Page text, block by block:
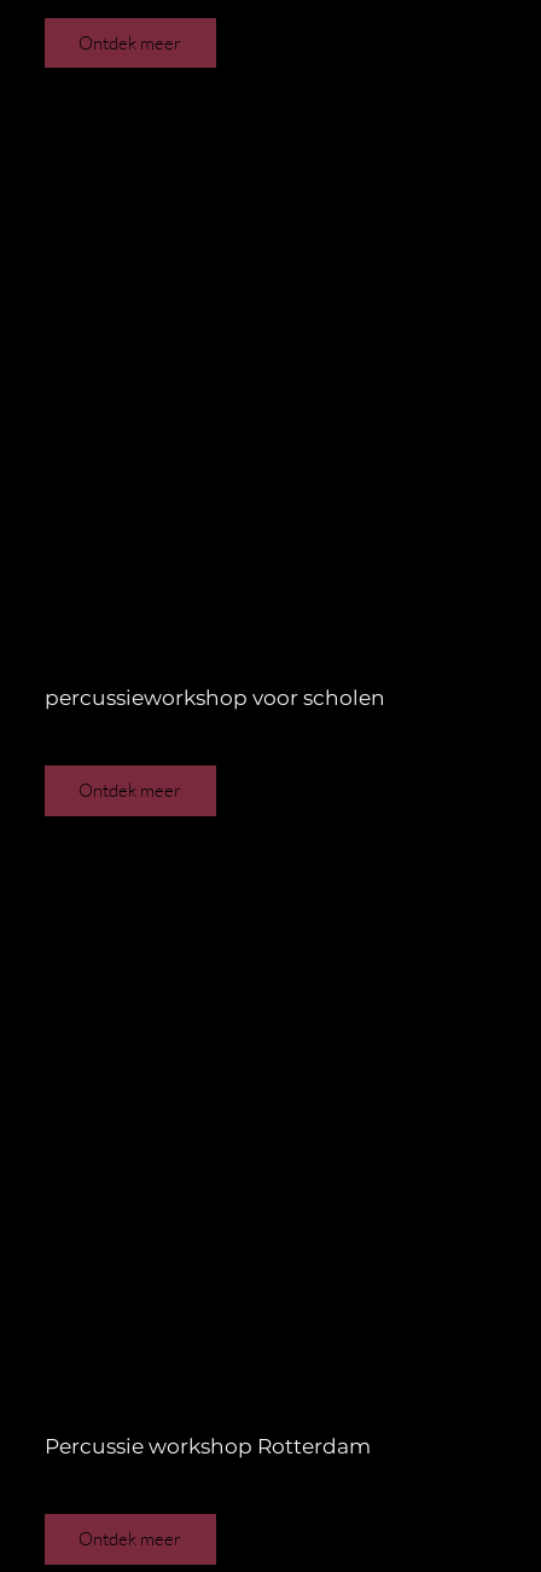
Ontdek meer
percussieworkshop voor scholen
Ontdek meer
Percussie workshop Rotterdam
Ontdek meer